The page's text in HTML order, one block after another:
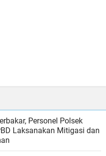
Personel Polsek
Laksanakan Mitigasi dan